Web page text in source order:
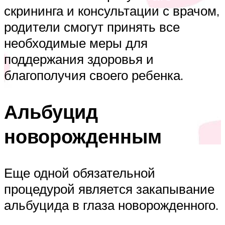
скрининга и консультации с врачом,
родители смогут принять все
необходимые меры для
поддержания здоровья и
благополучия своего ребенка.
Альбуцид
новорожденным
Еще одной обязательной
процедурой является закапывание
альбуцида в глаза новорожденного.